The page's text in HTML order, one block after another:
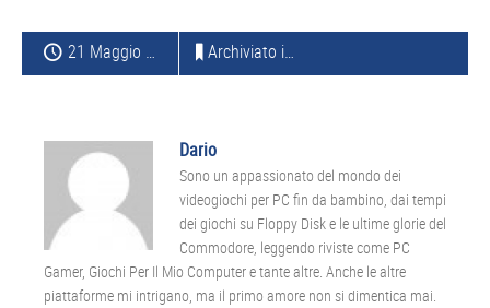
21 Maggio 2012 Archiviato in:
Dario
Sono un appassionato del mondo dei
videogiochi per PC fin da bambino, dai tempi
dei giochi su Floppy Disk e le ultime glorie del
Commodore, leggendo riviste come PC
Gamer, Giochi Per Il Mio Computer e tante altre. Anche le altre
piattaforme mi intrigano, ma il primo amore non si dimentica mai.